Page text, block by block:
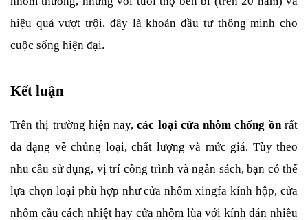
hiệu quả vượt trội, đây là khoản đầu tư thông minh cho
cuộc sống hiện đại.
Kết luận
Trên thị trường hiện nay, các loại cửa nhôm chống ồn rất
đa dạng về chủng loại, chất lượng và mức giá. Tùy theo
nhu cầu sử dụng, vị trí công trình và ngân sách, bạn có thể
lựa chọn loại phù hợp như cửa nhôm xingfa kính hộp, cửa
nhôm cầu cách nhiệt hay cửa nhôm lùa với kính dán nhiều